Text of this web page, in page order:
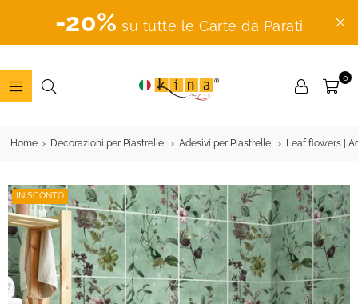
-20% su tutte le Carte da Parati
0
Home Decorazioni per Piastrelle Adesivi per Piastrelle Leaf flowers |
IN SCONTO